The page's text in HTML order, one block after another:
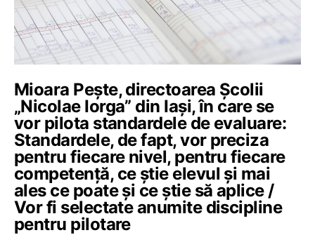
Mioara Pește, directoarea Școlii
„Nicolae Iorga” din Iași, în care se
vor pilota standardele de evaluare:
Standardele, de fapt, vor preciza
pentru fiecare nivel, pentru fiecare
competență, ce știe elevul și mai
ales ce poate și ce știe să aplice /
Vor fi selectate anumite discipline
pentru pilotare